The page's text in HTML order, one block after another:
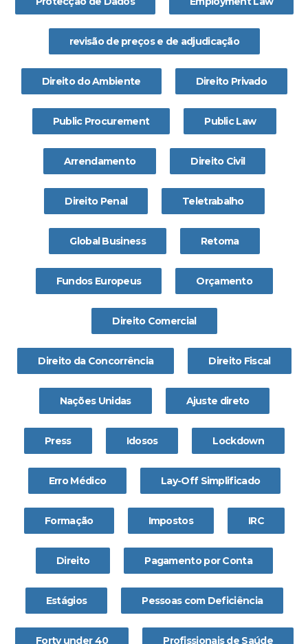
revisão de preços e de adjudicação
Direito do Ambiente Direito Privado
Public Procurement Public Law
Arrendamento Direito Civil
Direito Penal Teletrabalho
Global Business Retoma
Fundos Europeus Orçamento
Direito Comercial
Direito da Concorrência Direito Fiscal
Nações Unidas Ajuste direto
Press Idosos Lockdown
Erro Médico Lay-Off Simplificado
Formação Impostos IRC
Direito Pagamento por Conta
Estágios Pessoas com Deficiência
Forty under 40 Profissionais de Saúde